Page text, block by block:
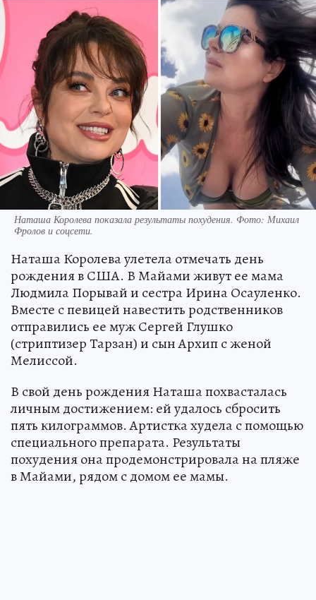
Наташа Королева показала результаты похудения. Фото: Михаил
Фролов и соцсети.
Наташа Королева улетела отмечать день
рождения в США. В Майами живут ее мама
Людмила Порывай и сестра Ирина Осауленко.
Вместе с певицей навестить родственников
отправились ее муж Сергей Глушко
(стриптизер Тарзан) и сын Архип с женой
Мелиссой.
В свой день рождения Наташа похвасталась
личным достижением: ей удалось сбросить
пять килограммов. Артистка худела с помощью
специального препарата. Результаты
похудения она продемонстрировала на пляже
в Майами, рядом с домом ее мамы.